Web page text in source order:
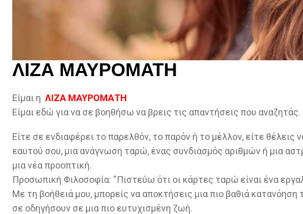
ΛΙΖΑ ΜΑΥΡΟΜΑΤΗ
Είμαι η ΛΙΖΑ ΜΑΥΡΟΜΑΤΗ
Είμαι εδώ για να σε βοηθήσω να βρεις τις απαντήσεις που αναζητάς.
Είτε σε ενδιαφέρει το παρελθόν, το παρόν ή το μέλλον, είτε θέλεις
εαυτού σου, μια ανάγνωση ταρώ, ένας συνδιασμός αριθμών ή μια
μια νέα προοπτική.
Προσωπική Φιλοσοφία: “Πιστεύω ότι οι κάρτες ταρώ είναι ένα
Με τη βοήθειά μου, μπορείς να αποκτήσεις μια πιο βαθιά
σε οδηγήσουν σε μια πιο ευτυχισμένη ζωή.